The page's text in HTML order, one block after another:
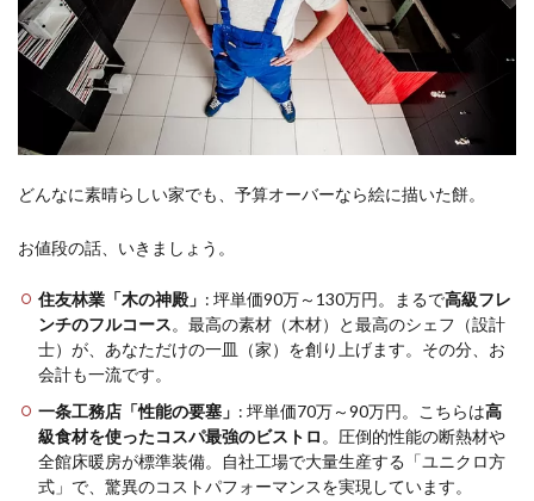
どんなに素晴らしい家でも、予算オーバーなら絵に描いた餅。
お値段の話、いきましょう。
住友林業「木の神殿」 : 坪単価90万～130万円。まるで高級フレ
ンチのフルコース。最高の素材（木材）と最高のシェフ（設計
士）が、あなただけの一皿（家）を創り上げます。その分、お
会計も一流です。
一条工務店「性能の要塞」 : 坪単価70万～90万円。こちらは高
級食材を使ったコスパ最強のビストロ 。圧倒的性能の断熱材や
全館床暖房が標準装備。自社工場で大量生産する「ユニクロ方
式」で、驚異のコストパフォーマンスを実現しています。